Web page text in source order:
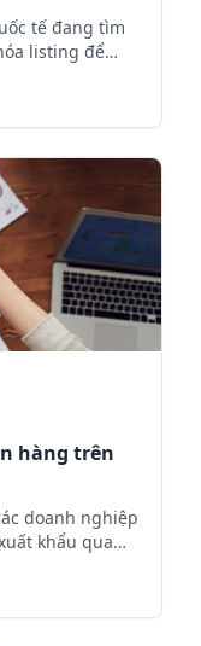
tế đang tìm
listing để
hàng trên
doanh nghiệp
khẩu qua